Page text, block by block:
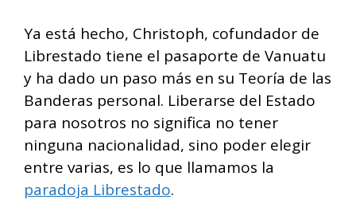
Ya está hecho, Christoph, cofundador de
Librestado tiene el pasaporte de Vanuatu
y ha dado un paso más en su Teoría de las
Banderas personal. Liberarse del Estado
para nosotros no significa no tener
ninguna nacionalidad, sino poder elegir
entre varias, es lo que llamamos la
paradoja Librestado.